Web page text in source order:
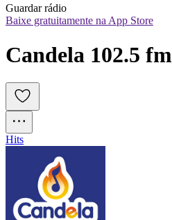
Guardar rádio
Baixe gratuitamente na App Store
Candela 102.5 fm
Hits